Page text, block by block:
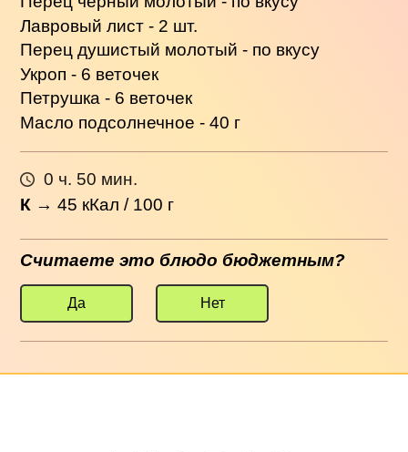
Лавровый лист - 2 шт.
Перец душистый молотый - по вкусу
Укроп - 6 веточек
Петрушка - 6 веточек
Масло подсолнечное - 40 г
0 ч. 50 мин.
К →45 кКал / 100 г
Считаете это блюдо бюджетным?
Да Нет